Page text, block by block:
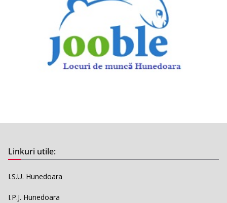
Linkuri utile:
I.S.U. Hunedoara
I.P.J. Hunedoara